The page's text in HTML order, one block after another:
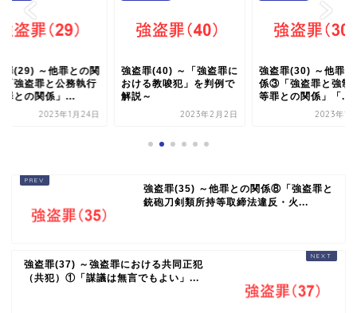
罪(29) ～他罪との関
強盗罪と公務執行
罪との関係」...
2023年1月24日
強盗罪(40) ～「強盗罪に
おける教唆犯」を判例で
解説～
2023年2月2日
強盗罪(30) ～他罪と
係③「強盗罪と強制
等罪との関係」「...
2023年1
強盗罪(35) ～他罪との関係⑧「強盗罪と
銃砲刀剣類所持等取締法違反・火...
強盗罪(37) ～強盗罪における共同正犯
（共犯）①「謀議は無言でもよい」...